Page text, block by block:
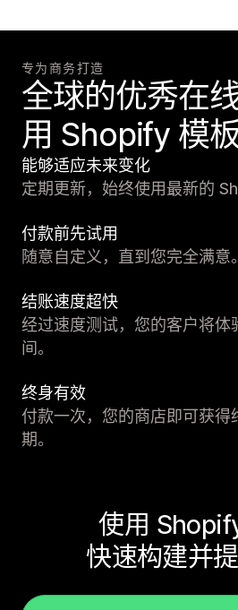
专为商务打造
全球的优秀在
用 Shopify 模
能够适应未来变化
定期更新，始终使用最新的
付款前先试用
随意自定义，直到您完全满意
结账速度超快
经过速度测试，您的客户将体
间。
终身有效
付款一次，您的商店即可获得
期。
使用
快速构建并